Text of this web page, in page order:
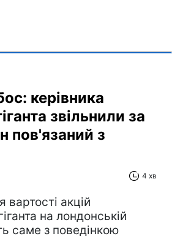
керівника
звільнили за
пов'язаний з
4 хв
вартості акцій
на лондонській
саме з поведінкою